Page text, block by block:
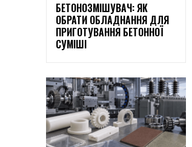
БЕТОНОЗМІШУВАЧ: ЯК
ОБРАТИ ОБЛАДНАННЯ ДЛЯ
ПРИГОТУВАННЯ БЕТОННОЇ
СУМІШІ